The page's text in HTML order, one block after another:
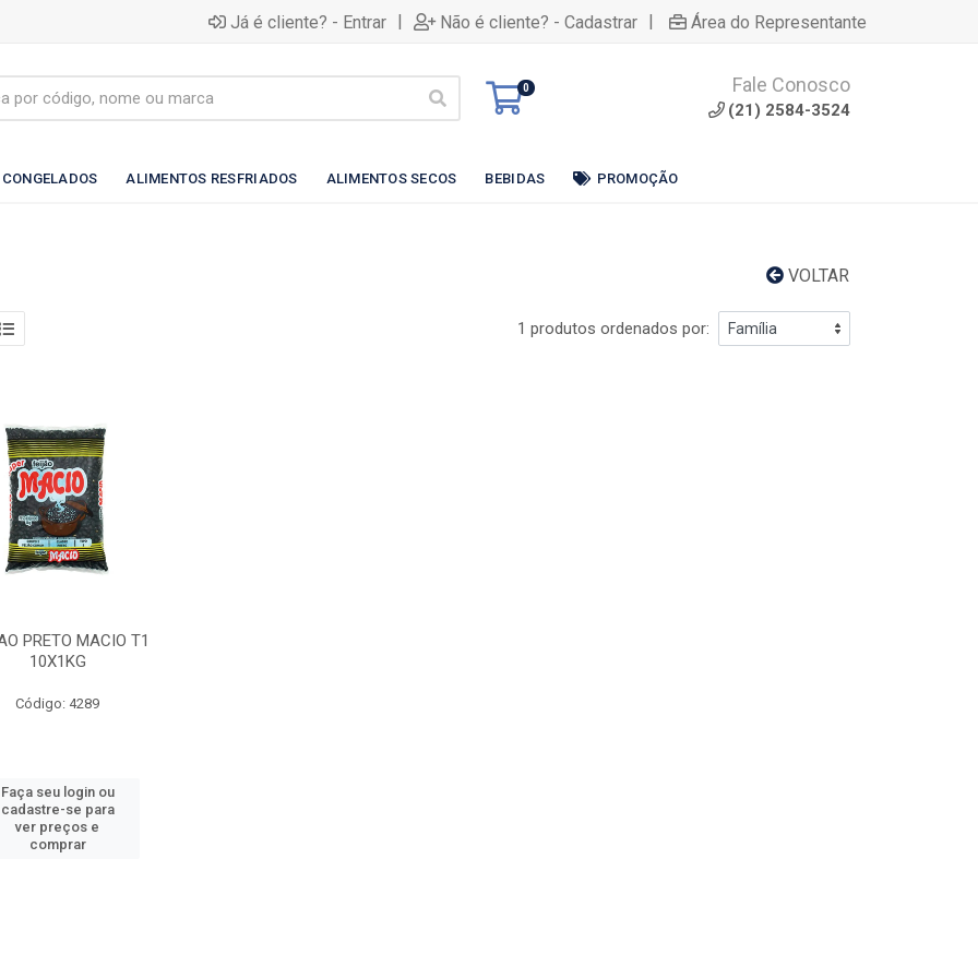
Já é cliente? - Entrar | Não é cliente? - Cadastrar | Área do Representante
0 Fale Conosco
(21) 2584-3524
ALIMENTOS RESFRIADOS ALIMENTOS SECOS BEBIDAS PROMOÇÃO
VOLTAR
1 produtos ordenados por:
PRETO MACIO T1
10X1KG
Código: 4289
Faça seu login ou
cadastre-se para
ver preços e
comprar